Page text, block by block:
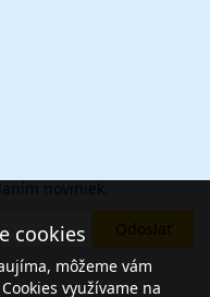
cookies
môžeme vám
využívame na